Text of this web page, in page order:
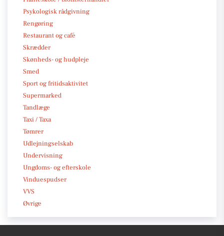
Psykologisk rådgivning
Rengøring
Restaurant og café
Skrædder
Skønheds- og hudpleje
Smed
Sport og fritidsaktivitet
Supermarked
Tandlæge
Taxi / Taxa
Tømrer
Udlejningselskab
Undervisning
Ungdoms- og efterskole
Vinduespudser
VVS
Øvrige